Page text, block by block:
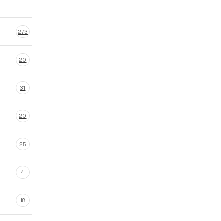
273
20
31
20
25
4
18